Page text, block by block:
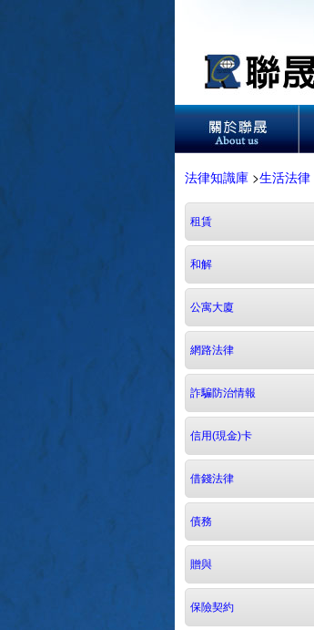
法律知識庫 >生活法律
租賃
和解
公寓大廈
網路法律
詐騙防治情報
信用(現金)卡
借錢法律
債務
贈與
保險契約